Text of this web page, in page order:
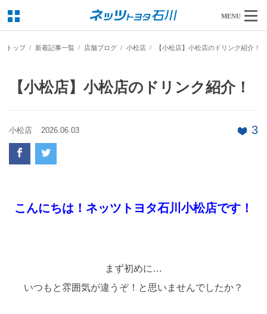
MENU
トップ 新着記事一覧 店舗ブログ 小松店 【小松店】小松店のドリンク紹介！
【小松店】小松店のドリンク紹介！
小松店 2026.06.03 3
こんにちは！ネッツトヨタ石川小松店です！
まず初めに…
いつもと雰囲気が違うぞ！と思いませんでしたか？